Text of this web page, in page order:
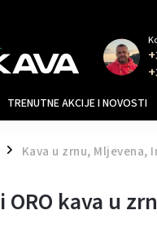
TRENUTNE AKCIJE I NOVOSTI
/ Kava u zrnu, Mljevena,
ORO kava u